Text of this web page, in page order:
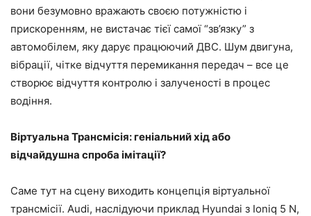
вони безумовно вражають своєю потужністю і
прискоренням, не вистачає тієї самої “зв’язку” з
автомобілем, яку дарує працюючий ДВС. Шум двигуна,
вібрації, чітке відчуття перемикання передач – все це
створює відчуття контролю і залученості в процес
водіння.
Віртуальна Трансмісія: геніальний хід або
відчайдушна спроба імітації?
Саме тут на сцену виходить концепція віртуальної
трансмісії. Audi, наслідуючи приклад Hyundai з Ioniq 5 N,